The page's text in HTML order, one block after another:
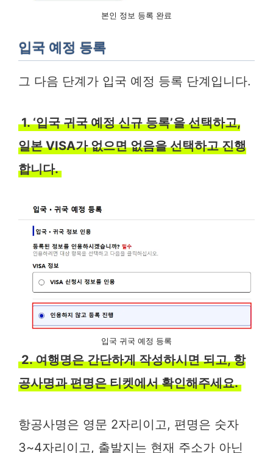
본인 정보 등록 완료
입국 예정 등록
그 다음 단계가 입국 예정 등록 단계입니다.
1. ‘입국 귀국 예정 신규 등록’을 선택하고,
일본 VISA가 없으면 없음을 선택하고 진행
합니다.
입국 귀국 예정 등록
2. 여행명은 간단하게 작성하시면 되고, 항
공사명과 편명은 티켓에서 확인해주세요.
항공사명은 영문 2자리이고, 편명은 숫자
3~4자리이고, 출발지는 현재 주소가 아닌